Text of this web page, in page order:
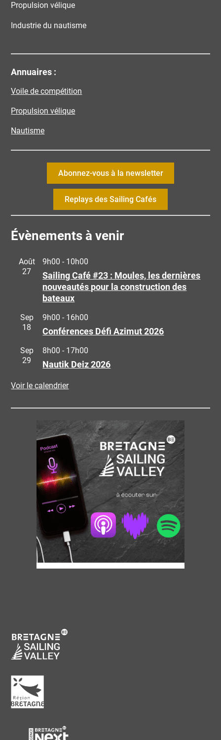
Propulsion vélique
Industrie du nautisme
Annuaires :
Voile de compétition
Propulsion vélique
Nautisme
Abonnez-vous à la newsletter
Replays des Sailing Cafés
Évènements à venir
Août
27
9h00 - 10h00
Sailing Café #23 : Moules, les dernières
nouveautés pour la construction des
bateaux
Sep
18
9h00 - 16h00
Conférences Défi Azimut 2026
Sep
29
8h00 - 17h00
Nautik Deiz 2026
Voir le calendrier